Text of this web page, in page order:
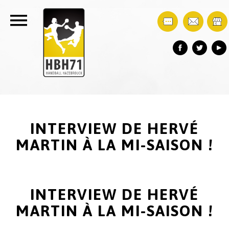
INTERVIEW DE HERVÉ
MARTIN À LA MI-SAISON !
INTERVIEW DE HERVÉ
MARTIN À LA MI-SAISON !